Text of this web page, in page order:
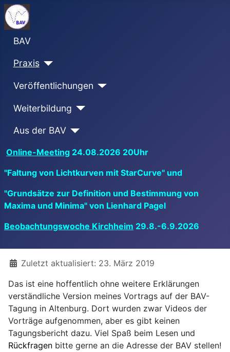
BAV
Praxis
Veröffentlichungen
Weiterbildung
Aus der BAV
Online-Meeting 24.08.2026 20Uhr
"Faltung von Lichtkurven mit StarCurve" und
"Grundsätze zur Definition und Bestimmung von
Maxima und Minima" von Lienhard Pagel
Beobachtungswoche Kirchheim 29.8.-6.9.2026
DetailsZuletzt aktualisiert: 23. März 2019
Das ist eine hoffentlich ohne weitere Erklärungen
verständliche Version meines Vortrags auf der BAV-
Tagung in Altenburg. Dort wurden zwar Videos der
Vorträge aufgenommen, aber es gibt keinen
Tagungsbericht dazu. Viel Spaß beim Lesen und
Rückfragen bitte gerne an die Adresse der BAV stellen!